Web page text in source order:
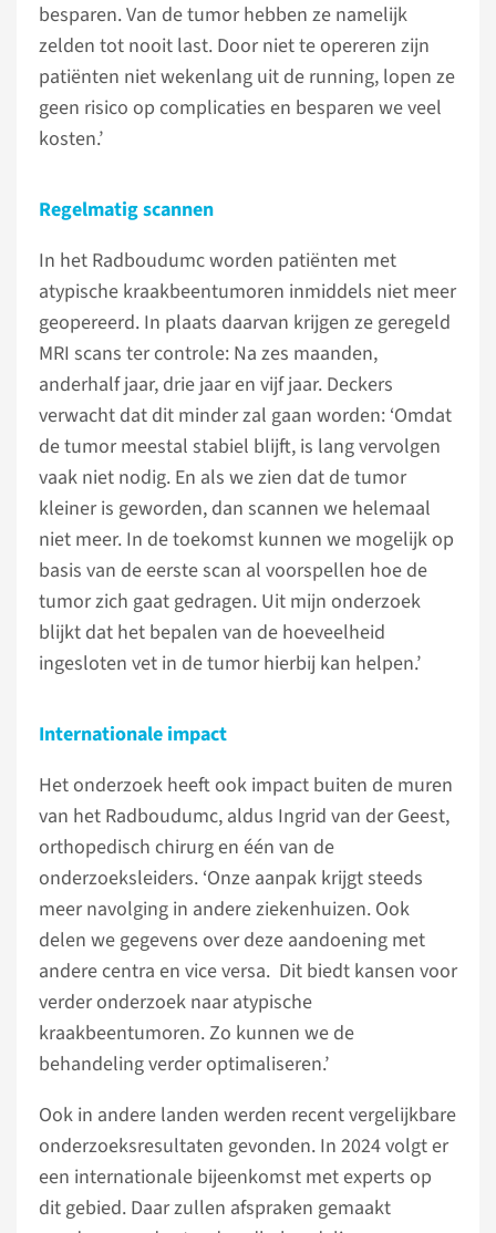
besparen. Van de tumor hebben ze namelijk
zelden tot nooit last. Door niet te opereren zijn
patiënten niet wekenlang uit de running, lopen ze
geen risico op complicaties en besparen we veel
kosten.’
Regelmatig scannen
In het Radboudumc worden patiënten met
atypische kraakbeentumoren inmiddels niet meer
geopereerd. In plaats daarvan krijgen ze geregeld
MRI scans ter controle: Na zes maanden,
anderhalf jaar, drie jaar en vijf jaar. Deckers
verwacht dat dit minder zal gaan worden: ‘Omdat
de tumor meestal stabiel blijft, is lang vervolgen
vaak niet nodig. En als we zien dat de tumor
kleiner is geworden, dan scannen we helemaal
niet meer. In de toekomst kunnen we mogelijk op
basis van de eerste scan al voorspellen hoe de
tumor zich gaat gedragen. Uit mijn onderzoek
blijkt dat het bepalen van de hoeveelheid
ingesloten vet in de tumor hierbij kan helpen.’
Internationale impact
Het onderzoek heeft ook impact buiten de muren
van het Radboudumc, aldus Ingrid van der Geest,
orthopedisch chirurg en één van de
onderzoeksleiders. ‘Onze aanpak krijgt steeds
meer navolging in andere ziekenhuizen. Ook
delen we gegevens over deze aandoening met
andere centra en vice versa. Dit biedt kansen voor
verder onderzoek naar atypische
kraakbeentumoren. Zo kunnen we de
behandeling verder optimaliseren.’
Ook in andere landen werden recent vergelijkbare
onderzoeksresultaten gevonden. In 2024 volgt er
een internationale bijeenkomst met experts op
dit gebied. Daar zullen afspraken gemaakt